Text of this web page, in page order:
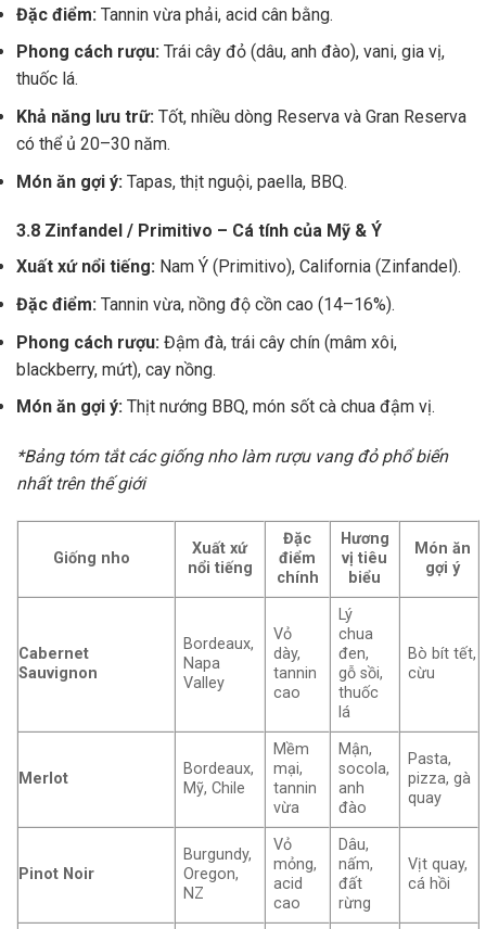
Đặc điểm: Tannin vừa phải, acid cân bằng.
Phong cách rượu: Trái cây đỏ (dâu, anh đào), vani, gia vị,
thuốc lá.
Khả năng lưu trữ: Tốt, nhiều dòng Reserva và Gran Reserva
có thể ủ 20–30 năm.
Món ăn gợi ý: Tapas, thịt nguội, paella, BBQ.
3.8 Zinfandel / Primitivo – Cá tính của Mỹ & Ý
Xuất xứ nổi tiếng: Nam Ý (Primitivo), California (Zinfandel).
Đặc điểm: Tannin vừa, nồng độ cồn cao (14–16%).
Phong cách rượu: Đậm đà, trái cây chín (mâm xôi,
blackberry, mứt), cay nồng.
Món ăn gợi ý: Thịt nướng BBQ, món sốt cà chua đậm vị.
*Bảng tóm tắt các giống nho làm rượu vang đỏ phổ biến
nhất trên thế giới
Giống nho
Xuất xứ
nổi tiếng
Đặc
điểm
chính
Hương
vị tiêu
biểu
Món ăn
gợi ý
Cabernet
Sauvignon
Bordeaux,
Napa
Valley
Vỏ
dày,
tannin
cao
Lý
chua
đen,
gỗ sồi,
thuốc
lá
Bò bít tết,
cừu
Merlot
Bordeaux,
Mỹ, Chile
Mềm
mại,
tannin
vừa
Mận,
socola,
anh
đào
Pasta,
pizza, gà
quay
Pinot Noir
Burgundy,
Oregon,
NZ
Vỏ
mỏng,
acid
cao
Dâu,
nấm,
đất
rừng
Vịt quay,
cá hồi